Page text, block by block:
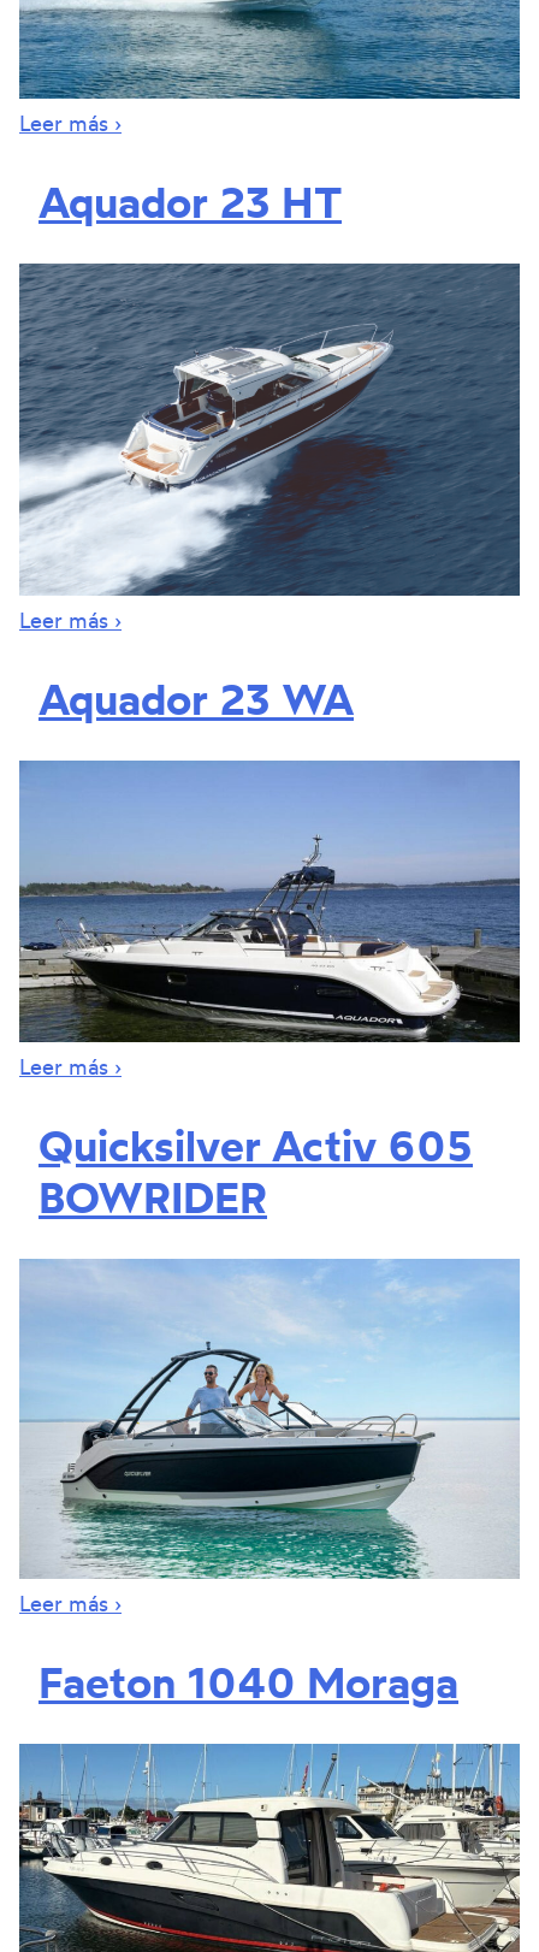
Leer más ›
Aquador 23 HT
Leer más ›
Aquador 23 WA
Leer más ›
Quicksilver Activ 605
BOWRIDER
Leer más ›
Faeton 1040 Moraga